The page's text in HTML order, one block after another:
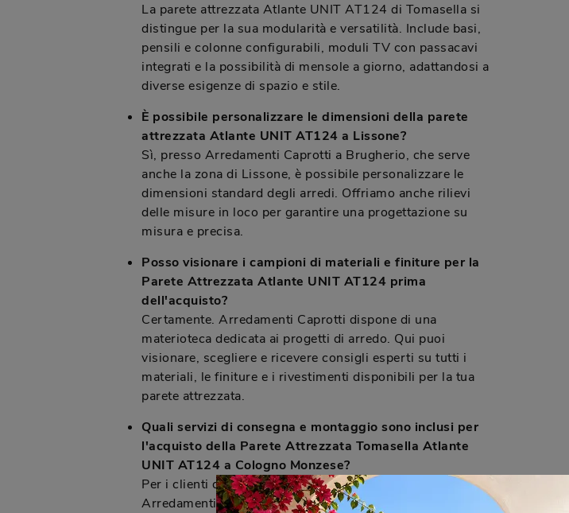
La parete attrezzata Atlante UNIT AT124 di Tomasella si
distingue per la sua modularità e versatilità. Include basi,
pensili e colonne configurabili, moduli TV con passacavi
integrati e la possibilità di mensole a giorno, adattandosi a
diverse esigenze di spazio e stile.
È possibile personalizzare le dimensioni della parete
attrezzata Atlante UNIT AT124 a Lissone?
Sì, presso Arredamenti Caprotti a Brugherio, che serve
anche la zona di Lissone, è possibile personalizzare le
dimensioni standard degli arredi. Offriamo anche rilievi
delle misure in loco per garantire una progettazione su
misura e precisa.
Posso visionare i campioni di materiali e finiture per la
Parete Attrezzata Atlante UNIT AT124 prima
dell'acquisto?
Certamente. Arredamenti Caprotti dispone di una
materioteca dedicata ai progetti di arredo. Qui puoi
visionare, scegliere e ricevere consigli esperti su tutti i
materiali, le finiture e i rivestimenti disponibili per la tua
parete attrezzata.
Quali servizi di consegna e montaggio sono inclusi per
l'acquisto della Parete Attrezzata Tomasella Atlante
UNIT AT124 a Cologno Monzese?
Per i clienti di Cologno Monzese e aree limitrofe,
Arredamenti Caprotti offre un servizio completo di